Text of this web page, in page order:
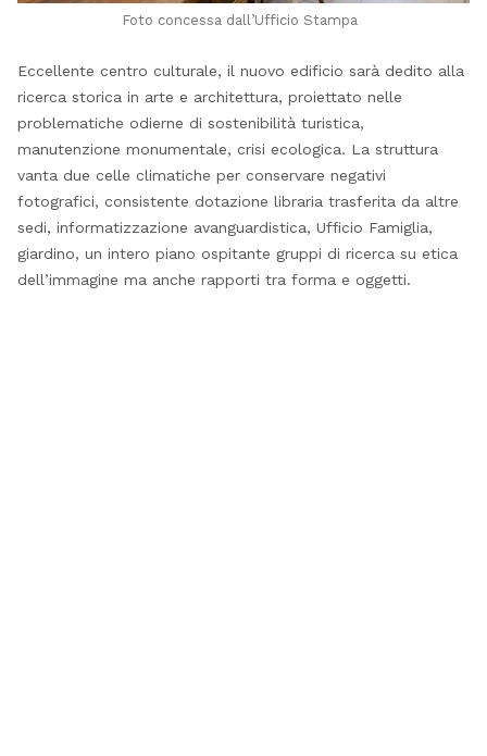
Foto concessa dall’Ufficio Stampa
Eccellente centro culturale, il nuovo edificio sarà dedito alla
ricerca storica in arte e architettura, proiettato nelle
problematiche odierne di sostenibilità turistica,
manutenzione monumentale, crisi ecologica. La struttura
vanta due celle climatiche per conservare negativi
fotografici, consistente dotazione libraria trasferita da altre
sedi, informatizzazione avanguardistica, Ufficio Famiglia,
giardino, un intero piano ospitante gruppi di ricerca su etica
dell’immagine ma anche rapporti tra forma e oggetti.